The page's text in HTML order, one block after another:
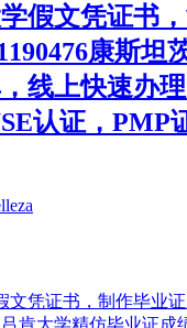
假文凭证书
康斯坦
线上快速办
认证，PMP